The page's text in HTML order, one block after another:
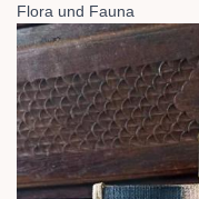
Flora und Fauna